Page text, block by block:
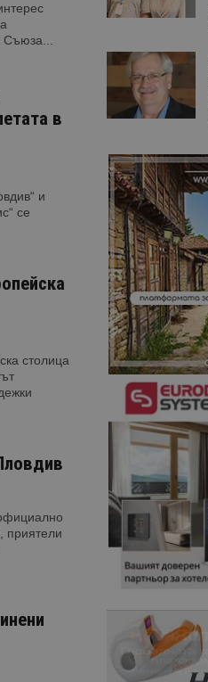
Съюза...
в
и
се
столица
приятели